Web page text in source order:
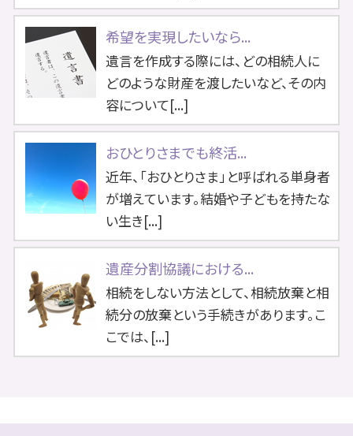
希望を実現したいなら...
遺言を作成する際には、どの相続人に
どのような財産を渡したいなど、その内
容について[...]
おひとりさまでも終活...
近年、「おひとりさま」と呼ばれる単身者
が増えています。結婚や子どもを持たな
い生き[...]
遺産分割協議における...
相続をしない方法として、相続放棄と相
続分の放棄という手続きがあります。こ
こでは、[...]